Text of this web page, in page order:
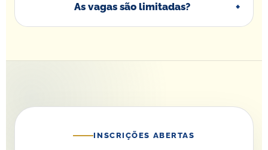
As vagas são limitadas?
INSCRIÇÕES ABERTAS